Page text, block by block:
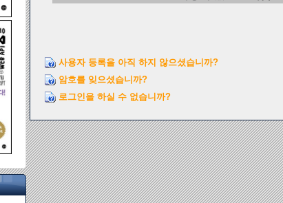
사용자 등록을 아직 하지 않으셨습니까?
암호를 잊으셨습니까?
로그인을 하실 수 없습니까?